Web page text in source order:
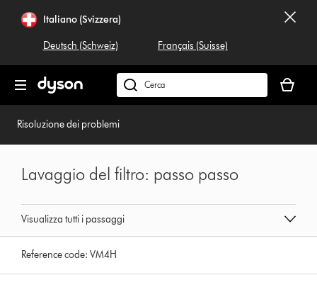
navigazioneItaliano (Svizzera)
Deutsch (Schweiz) Français (Suisse)
Cerca
su
carrello
è
Risoluzione dei problemi
Visualizza tutti i passaggi
Lavaggio del filtro: passo passo
Reference code:VM4H